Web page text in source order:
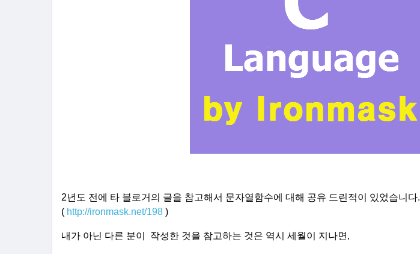
2년도 전에 타 블로거의 글을 참고해서 문자열함수에 대해 공유 드린적이 있었습니다.
( http://ironmask.net/198 )
내가 아닌 다른 분이 작성한 것을 참고하는 것은 역시 세월이 지나면,